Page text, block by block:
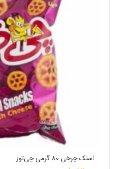
اسنک چرخی 80 گرمی چی‌توز